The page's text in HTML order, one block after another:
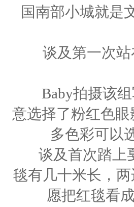
国南部小城就是
谈及第一次站
Baby拍摄该组
意选择了粉红色
多色彩可以
谈及首次踏上戛
毯有几十米长，
愿把红毯看